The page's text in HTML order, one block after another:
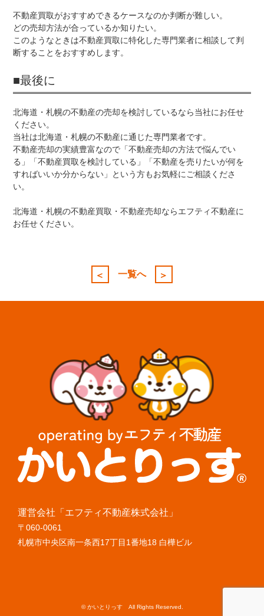
不動産買取がおすすめできるケースなのか判断が難しい。
どの売却方法が合っているか知りたい。
このようなときは不動産買取に特化した専門業者に相談して判
断することをおすすめします。
■最後に
北海道・札幌の不動産の売却を検討しているなら当社にお任せ
ください。
当社は北海道・札幌の不動産に通じた専門業者です。
不動産売却の実績豊富なので「不動産売却の方法で悩んでい
る」「不動産買取を検討している」「不動産を売りたいが何を
すればいいか分からない」という方もお気軽にご相談くださ
い。
北海道・札幌の不動産買取・不動産売却ならエフティ不動産に
お任せください。
＜ 一覧へ ＞
運営会社「エフティ不動産株式会社」
〒060-0061
札幌市中央区南一条西17丁目1番地18 白樺ビル
© かいとりっす All Rights Reserved.